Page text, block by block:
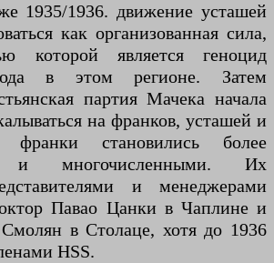
1935/1936. движение усташей
как организованная сила,
которой является геноцид
в этом регионе. Затем
партия Мачека начала
на франков, усташей и
становились более
и многочисленными. Их
и менеджерами
Павао Цанки в Чаплине и
в Столаце, хотя до 1936
HSS.